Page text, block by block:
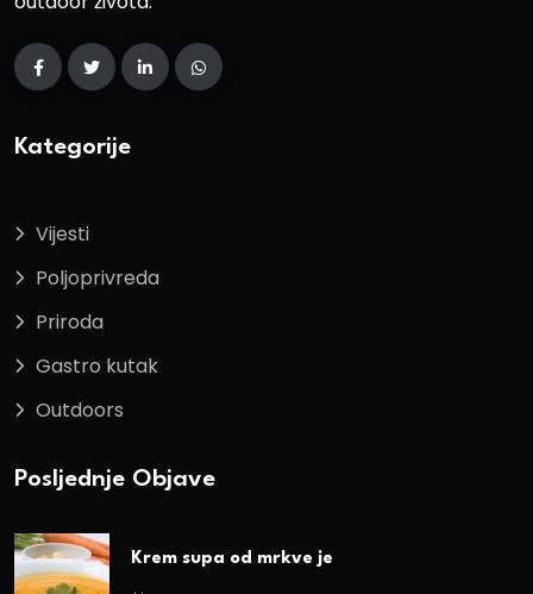
Kategorije
Vijesti
Poljoprivreda
Priroda
Gastro kutak
Outdoors
Posljednje Objave
Krem supa od mrkve je